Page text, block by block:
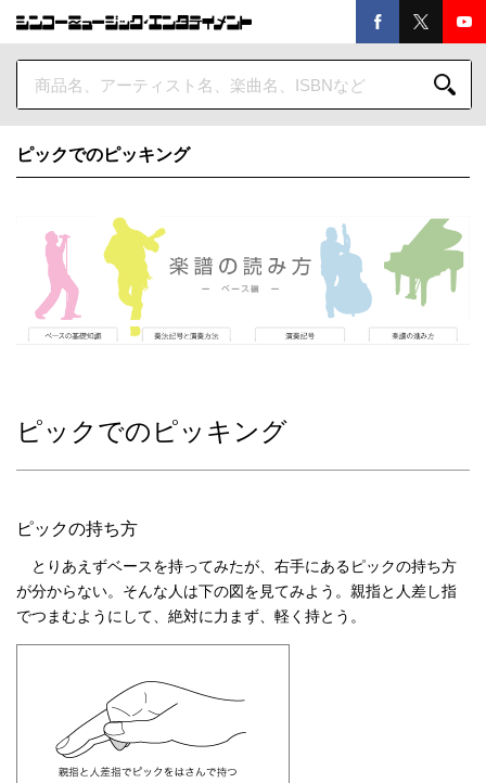
ピックでのピッキング
ピックでのピッキング
ピックの持ち方
とりあえずベースを持ってみたが、右手にあるピックの持ち方
が分からない。そんな人は下の図を見てみよう。親指と人差し指
でつまむようにして、絶対に力まず、軽く持とう。